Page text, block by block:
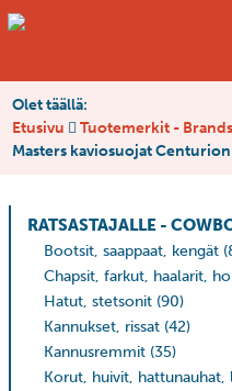
Olet täällä:
Etusivu
Tuotemerkit - Brands
Masters kaviosuojat
RATSASTAJALLE -
Bootsit, saappaat, kengät
Chapsit, farkut, haalarit,
Hatut, stetsonit (90)
Kannukset, rissat (42)
Kannusremmit (35)
Korut, huivit, hattunauhat,